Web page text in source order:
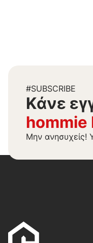
#SUBSCRIBE
Kάνε
hommie
Μην ανησυχείς!